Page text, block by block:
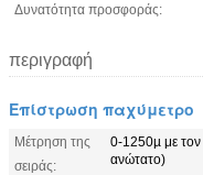
Δυνατότητα προσφοράς:
περιγραφή
Επίστρωση παχύμετρο
Μέτρηση της
σειράς:
0-1250µ με
ανώτατο)